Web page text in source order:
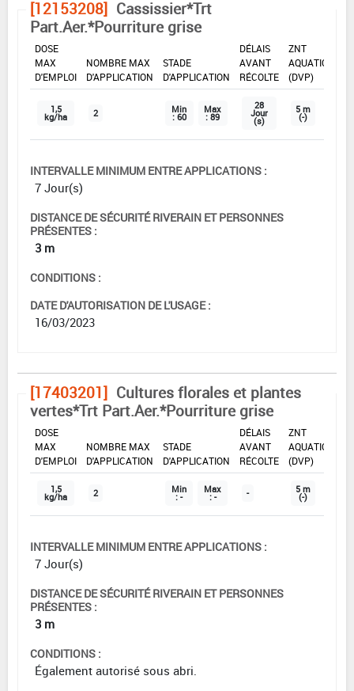
[12153208] Cassissier*Trt
Part.Aer.*Pourriture grise
DOSE
MAX
D'EMPLOI
NOMBRE MAX
D'APPLICATION
STADE
D'APPLICATION
DÉLAIS
AVANT
RÉCOLTE
ZNT
AQUATIQUE
(DVP)
1,5
kg/ha 2 Min
: 60
Max
: 89
28
Jour
(s)
5 m
(-)
INTERVALLE MINIMUM ENTRE APPLICATIONS :
7 Jour(s)
DISTANCE DE SÉCURITÉ RIVERAIN ET PERSONNES
PRÉSENTES :
3 m
CONDITIONS :
DATE D'AUTORISATION DE L'USAGE :
16/03/2023
[17403201] Cultures florales et plantes
vertes*Trt Part.Aer.*Pourriture grise
DOSE
MAX
D'EMPLOI
NOMBRE MAX
D'APPLICATION
STADE
D'APPLICATION
DÉLAIS
AVANT
RÉCOLTE
ZNT
AQUATIQUE
(DVP)
1,5
kg/ha 2 Min
: -
Max
: - - 5 m
(-)
INTERVALLE MINIMUM ENTRE APPLICATIONS :
7 Jour(s)
DISTANCE DE SÉCURITÉ RIVERAIN ET PERSONNES
PRÉSENTES :
3 m
CONDITIONS :
Également autorisé sous abri.